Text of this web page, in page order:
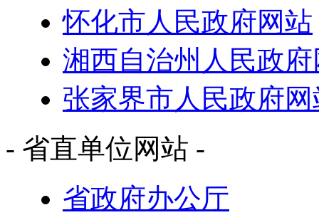
怀化市人民政府网站
湘西自治州人民政
张家界市人民政府网
- 省直单位网站 -
省政府办公厅